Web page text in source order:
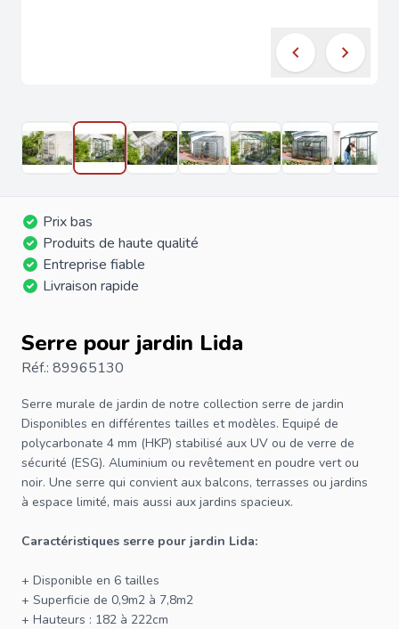
Prix bas
Produits de haute qualité
Entreprise fiable
Livraison rapide
Serre pour jardin Lida
Réf.: 89965130
Serre murale de jardin de notre collection serre de jardin
Disponibles en différentes tailles et modèles. Equipé de
polycarbonate 4 mm (HKP) stabilisé aux UV ou de verre de
sécurité (ESG). Aluminium ou revêtement en poudre vert ou
noir. Une serre qui convient aux balcons, terrasses ou jardins
à espace limité, mais aussi aux jardins spacieux.
Caractéristiques serre pour jardin Lida:
+ Disponible en 6 tailles
+ Superficie de 0,9m2 à 7,8m2
+ Hauteurs : 182 à 222cm